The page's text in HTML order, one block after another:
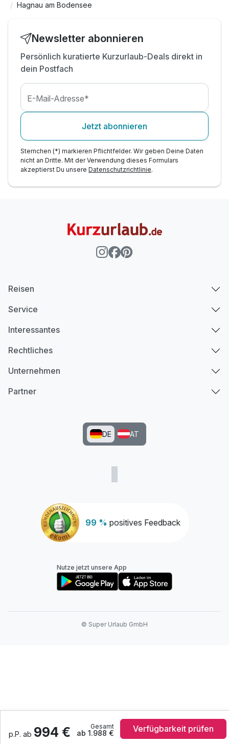
p.P. ab 994 € Gesamt
ab 1.988 € Verfügbarkeit prüfen
inkl. Parkplatz
Hagnau am Bodensee
Newsletter abonnieren
Persönlich kuratierte Kurzurlaub-Deals direkt in
dein Postfach
E-Mail-Adresse*
Jetzt abonnieren
Sternchen (*) markieren Pflichtfelder. Wir geben Deine Daten
nicht an Dritte. Mit der Verwendung dieses Formulars
akzeptierst Du unsere Datenschutzrichtlinie.
99 % positives Feedback
Reisen
Service
Interessantes
Rechtliches
Unternehmen
Partner
DE AT
Nutze jetzt unsere App
© Super Urlaub GmbH